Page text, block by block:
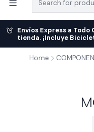
Envíos Express a Todo
tienda. ¡Incluye
Home